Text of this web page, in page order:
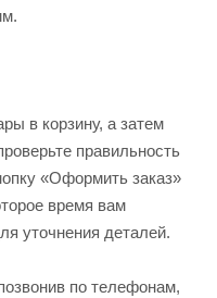
в корзину, а затем
правильность
«Оформить заказ»
время вам
уточнения деталей.
по телефонам,